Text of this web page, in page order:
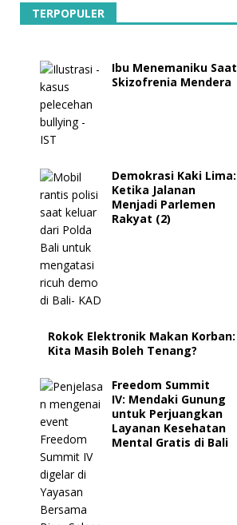
TERPOPULER
Ibu Menemaniku Saat
Skizofrenia Mendera
Demokrasi Kaki Lima:
Ketika Jalanan
Menjadi Parlemen
Rakyat (2)
Rokok Elektronik Makan Korban:
Kita Masih Boleh Tenang?
Freedom Summit
IV: Mendaki Gunung
untuk Perjuangkan
Layanan Kesehatan
Mental Gratis di Bali